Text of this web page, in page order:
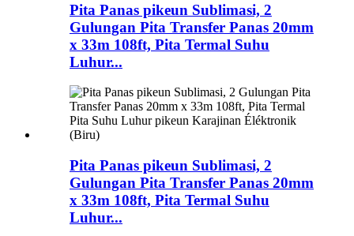
Pita Panas pikeun Sublimasi, 2
Gulungan Pita Transfer Panas 20mm
x 33m 108ft, Pita Termal Suhu
Luhur...
Pita Panas pikeun Sublimasi, 2
Gulungan Pita Transfer Panas 20mm
x 33m 108ft, Pita Termal Suhu
Luhur...